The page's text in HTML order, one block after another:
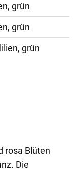
grün
grün
grün
rosa Blüten
Die